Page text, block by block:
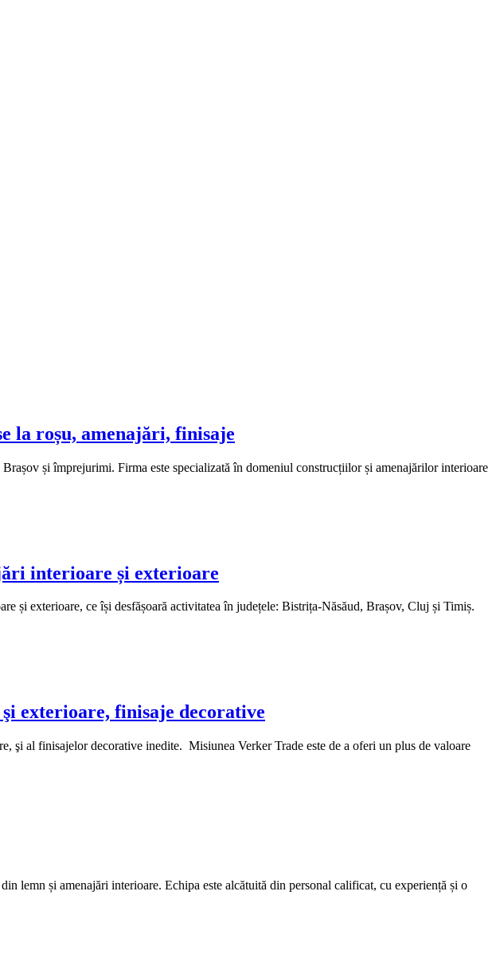
la roșu, amenajări, finisaje
și împrejurimi. Firma este specializată în domeniul construcțiilor și amenajărilor interioare
interioare și exterioare
exterioare, ce își desfășoară activitatea în județele: Bistrița-Năsăud, Brașov, Cluj și Timiș.
exterioare, finisaje decorative
şi al finisajelor decorative inedite. Misiunea Verker Trade este de a oferi un plus de valoare
lemn și amenajări interioare. Echipa este alcătuită din personal calificat, cu experiență și o